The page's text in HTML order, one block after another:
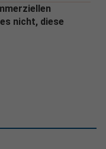
nicht, diese